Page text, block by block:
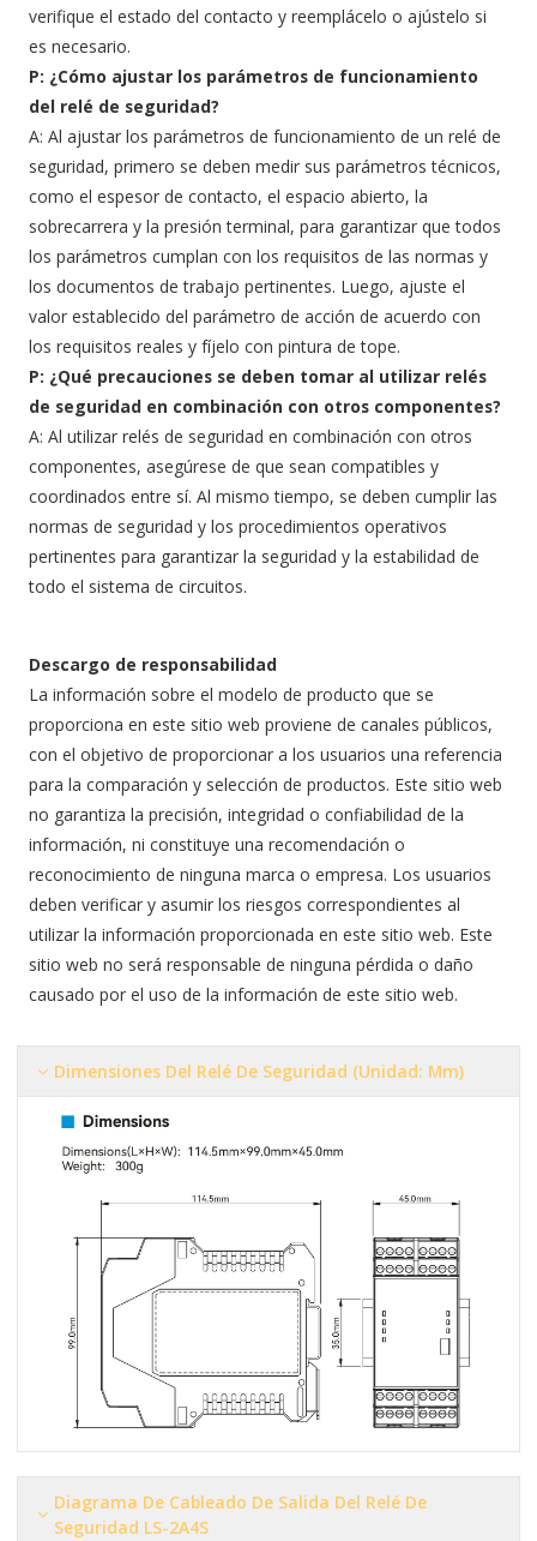
verifique el estado del contacto y reemplácelo o ajústelo si
es necesario.
P: ¿Cómo ajustar los parámetros de funcionamiento
del relé de seguridad?
A: Al ajustar los parámetros de funcionamiento de un relé de
seguridad, primero se deben medir sus parámetros técnicos,
como el espesor de contacto, el espacio abierto, la
sobrecarrera y la presión terminal, para garantizar que todos
los parámetros cumplan con los requisitos de las normas y
los documentos de trabajo pertinentes. Luego, ajuste el
valor establecido del parámetro de acción de acuerdo con
los requisitos reales y fíjelo con pintura de tope.
P: ¿Qué precauciones se deben tomar al utilizar relés
de seguridad en combinación con otros componentes?
A: Al utilizar relés de seguridad en combinación con otros
componentes, asegúrese de que sean compatibles y
coordinados entre sí. Al mismo tiempo, se deben cumplir las
normas de seguridad y los procedimientos operativos
pertinentes para garantizar la seguridad y la estabilidad de
todo el sistema de circuitos.
Descargo de responsabilidad
La información sobre el modelo de producto que se
proporciona en este sitio web proviene de canales públicos,
con el objetivo de proporcionar a los usuarios una referencia
para la comparación y selección de productos. Este sitio web
no garantiza la precisión, integridad o confiabilidad de la
información, ni constituye una recomendación o
reconocimiento de ninguna marca o empresa. Los usuarios
deben verificar y asumir los riesgos correspondientes al
utilizar la información proporcionada en este sitio web. Este
sitio web no será responsable de ninguna pérdida o daño
causado por el uso de la información de este sitio web.
Dimensiones Del Relé De Seguridad (Unidad: Mm)
Diagrama De Cableado De Salida Del Relé De
Seguridad LS-2A4S